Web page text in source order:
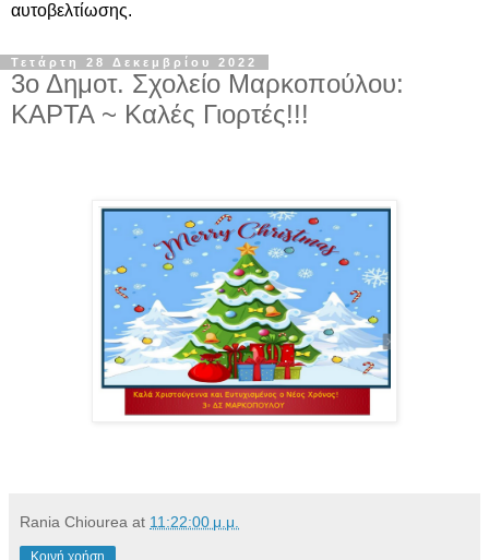
αυτοβελτίωσης.
Τετάρτη 28 Δεκεμβρίου 2022
3ο Δημοτ. Σχολείο Μαρκοπούλου:
ΚΑΡΤΑ ~ Kαλές Γιορτές!!!
Rania Chiourea at 11:22:00 μ.μ.
Κοινή χρήση